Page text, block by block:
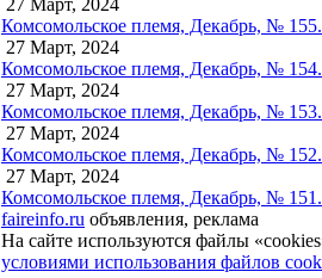
Комсомольское племя, Декабрь, №
27 Март, 2024
Комсомольское племя, Декабрь, №
27 Март, 2024
Комсомольское племя, Декабрь, №
27 Март, 2024
Комсомольское племя, Декабрь, №
27 Март, 2024
Комсомольское племя, Декабрь, №
faireinfo.ru объявления, реклама
На сайте используются файлы
условиями использования файлов